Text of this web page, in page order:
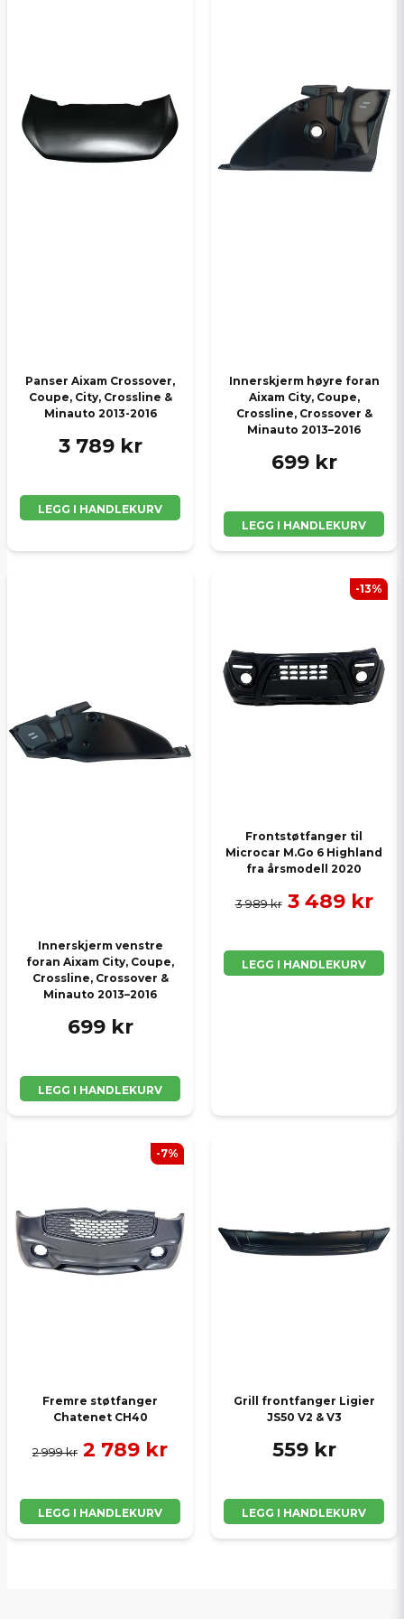
Panser Aixam Crossover,
Coupe, City, Crossline &
Minauto 2013-2016
3 789 kr
LEGG I HANDLEKURV
Innerskjerm høyre foran
Aixam City, Coupe,
Crossline, Crossover &
Minauto 2013–2016
699 kr
LEGG I HANDLEKURV
Innerskjerm venstre
foran Aixam City, Coupe,
Crossline, Crossover &
Minauto 2013–2016
699 kr
LEGG I HANDLEKURV
Frontstøtfanger til
Microcar M.Go 6 Highland
fra årsmodell 2020
3 989 kr 3 489 kr
LEGG I HANDLEKURV
-13%
Fremre støtfanger
Chatenet CH40
2 999 kr 2 789 kr
LEGG I HANDLEKURV
-7%
Grill frontfanger Ligier
JS50 V2 & V3
559 kr
LEGG I HANDLEKURV